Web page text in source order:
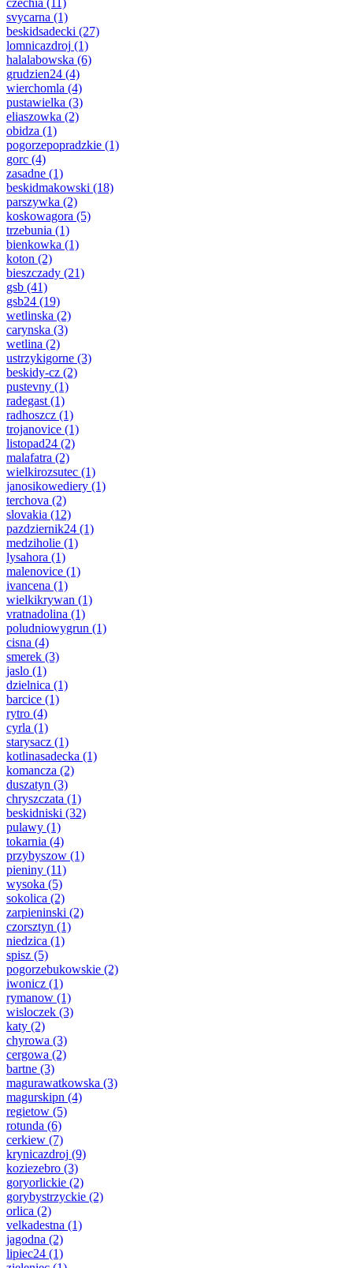
czechia (11)
svycarna (1)
beskidsadecki (27)
lomnicazdroj (1)
halalabowska (6)
grudzien24 (4)
wierchomla (4)
pustawielka (3)
eliaszowka (2)
obidza (1)
pogorzepopradzkie (1)
gorc (4)
zasadne (1)
beskidmakowski (18)
parszywka (2)
koskowagora (5)
trzebunia (1)
bienkowka (1)
koton (2)
bieszczady (21)
gsb (41)
gsb24 (19)
wetlinska (2)
carynska (3)
wetlina (2)
ustrzykigorne (3)
beskidy-cz (2)
pustevny (1)
radegast (1)
radhoszcz (1)
trojanovice (1)
listopad24 (2)
malafatra (2)
wielkirozsutec (1)
janosikowediery (1)
terchova (2)
slovakia (12)
pazdziernik24 (1)
medziholie (1)
lysahora (1)
malenovice (1)
ivancena (1)
wielkikrywan (1)
vratnadolina (1)
poludniowygrun (1)
cisna (4)
smerek (3)
jaslo (1)
dzielnica (1)
barcice (1)
rytro (4)
cyrla (1)
starysacz (1)
kotlinasadecka (1)
komancza (2)
duszatyn (3)
chryszczata (1)
beskidniski (32)
pulawy (1)
tokarnia (4)
przybyszow (1)
pieniny (11)
wysoka (5)
sokolica (2)
zarpieninski (2)
czorsztyn (1)
niedzica (1)
spisz (5)
pogorzebukowskie (2)
iwonicz (1)
rymanow (1)
wisloczek (3)
katy (2)
chyrowa (3)
cergowa (2)
bartne (3)
magurawatkowska (3)
magurskipn (4)
regietow (5)
rotunda (6)
cerkiew (7)
krynicazdroj (9)
koziezebro (3)
goryorlickie (2)
gorybystrzyckie (2)
orlica (2)
velkadestna (1)
jagodna (2)
lipiec24 (1)